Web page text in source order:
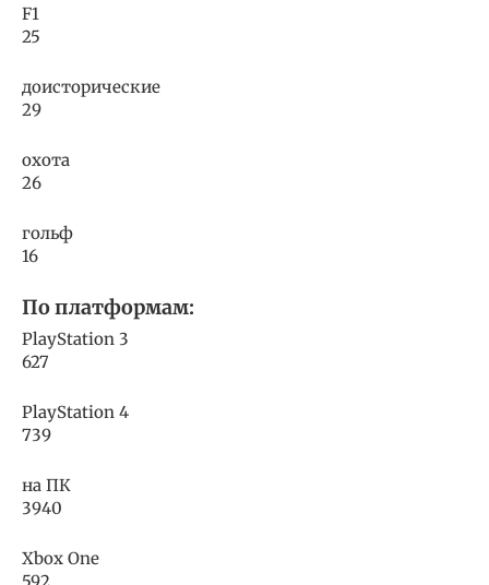
F1
25
доисторические
29
охота
26
гольф
16
По платформам:
PlayStation 3
627
PlayStation 4
739
на ПК
3940
Xbox One
592